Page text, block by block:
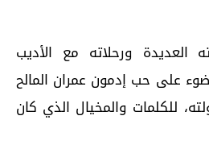
العديدة ورحلاته مع الأديب
على حب إدمون عمران المالح
للكلمات والمخيال الذي كان